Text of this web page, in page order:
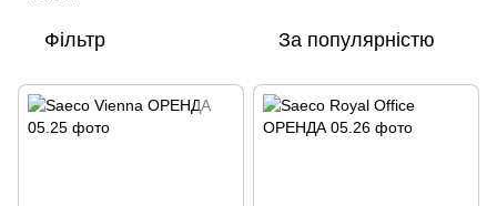
Фільтр За популярністю